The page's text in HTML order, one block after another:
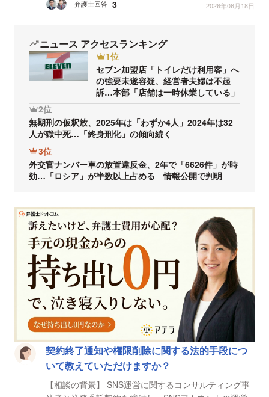
（初...
弁護士回答 3 2026年06月18日
ニュース アクセスランキング
1位
セブン加盟店「トイレだけ利用客」へ
の強要未遂容疑、経営者夫婦は不起
訴…本部「店舗は一時休業している」
2位
無期刑の仮釈放、2025年は「わずか4人」2024年は32
人が獄中死…「終身刑化」の傾向続く
3位
外交官ナンバー車の放置違反金、2年で「6626件」が時
効…「ロシア」が半数以上占める 情報公開で判明
契約終了通知や権限削除に関する法的手段につ
いて教えていただけますか？
【相談の背景】 SNS運営に関するコンサルティング事